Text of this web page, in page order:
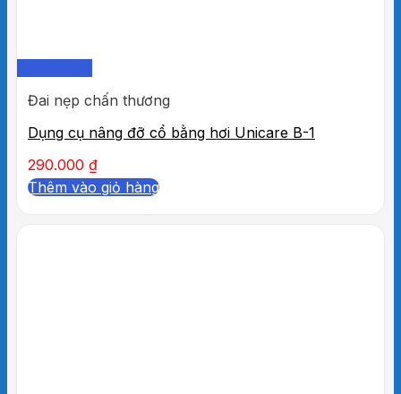
Đai nẹp chấn thương
Dụng cụ nâng đỡ cổ bằng hơi Unicare B-1
290.000 ₫
Thêm vào giỏ hàng